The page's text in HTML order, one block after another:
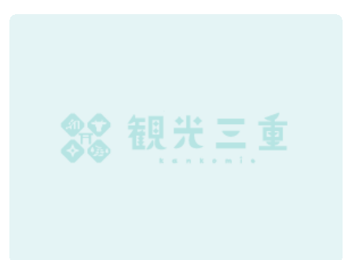
に夕食バーべキュー用の炭火セットなどのレンタル品や国産牛BBQ